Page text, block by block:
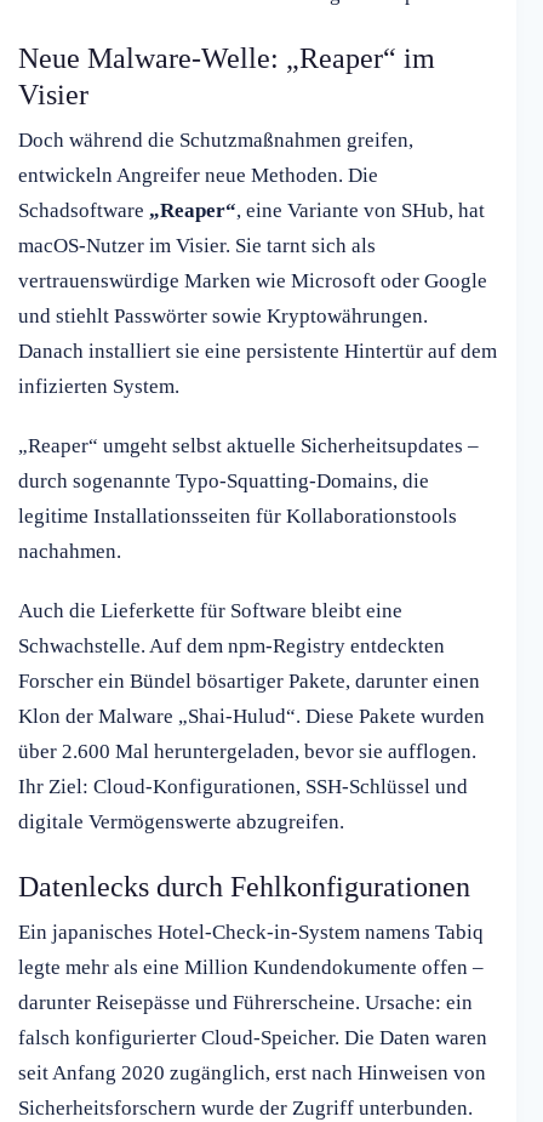
Neue Malware-Welle: „Reaper“ im
Visier
Doch während die Schutzmaßnahmen greifen,
entwickeln Angreifer neue Methoden. Die
Schadsoftware „Reaper“, eine Variante von SHub, hat
macOS-Nutzer im Visier. Sie tarnt sich als
vertrauenswürdige Marken wie Microsoft oder Google
und stiehlt Passwörter sowie Kryptowährungen.
Danach installiert sie eine persistente Hintertür auf dem
infizierten System.
„Reaper“ umgeht selbst aktuelle Sicherheitsupdates –
durch sogenannte Typo-Squatting-Domains, die
legitime Installationsseiten für Kollaborationstools
nachahmen.
Auch die Lieferkette für Software bleibt eine
Schwachstelle. Auf dem npm-Registry entdeckten
Forscher ein Bündel bösartiger Pakete, darunter einen
Klon der Malware „Shai-Hulud“. Diese Pakete wurden
über 2.600 Mal heruntergeladen, bevor sie aufflogen.
Ihr Ziel: Cloud-Konfigurationen, SSH-Schlüssel und
digitale Vermögenswerte abzugreifen.
Datenlecks durch Fehlkonfigurationen
Ein japanisches Hotel-Check-in-System namens Tabiq
legte mehr als eine Million Kundendokumente offen –
darunter Reisepässe und Führerscheine. Ursache: ein
falsch konfigurierter Cloud-Speicher. Die Daten waren
seit Anfang 2020 zugänglich, erst nach Hinweisen von
Sicherheitsforschern wurde der Zugriff unterbunden.